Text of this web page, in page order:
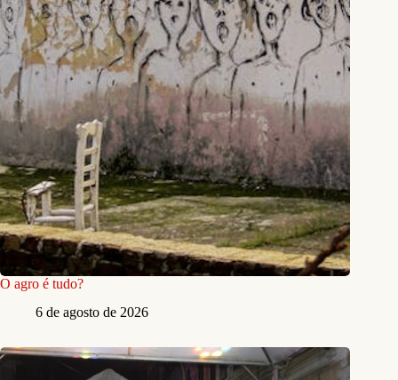
O agro é tudo?
6 de agosto de 2026